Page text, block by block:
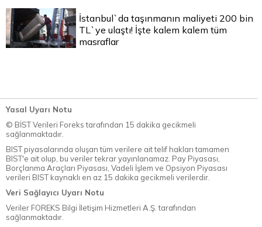
İstanbul`da taşınmanın maliyeti 200 bin
TL`ye ulaştı! İşte kalem kalem tüm
masraflar
Yasal Uyarı Notu
© BİST Verileri Foreks tarafından 15 dakika gecikmeli
sağlanmaktadır.
BIST piyasalarında oluşan tüm verilere ait telif hakları tamamen
BIST'e ait olup, bu veriler tekrar yayınlanamaz. Pay Piyasası,
Borçlanma Araçları Piyasası, Vadeli İşlem ve Opsiyon Piyasası
verileri BIST kaynaklı en az 15 dakika gecikmeli verilerdir.
Veri Sağlayıcı Uyarı Notu
Veriler FOREKS Bilgi İletişim Hizmetleri A.Ş. tarafından
sağlanmaktadır.